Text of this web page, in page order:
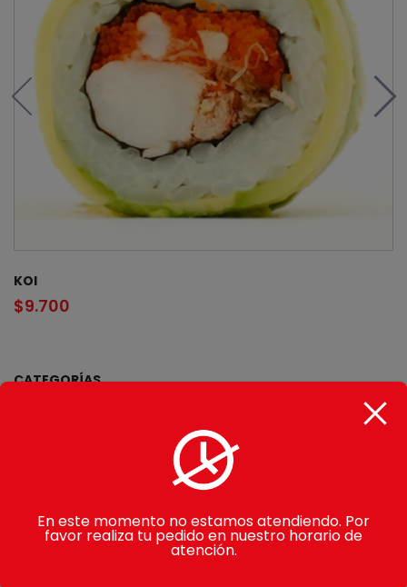
KOI
$9.700
CATEGORÍAS
Sake Rolls
En este momento no estamos atendiendo. Por
favor realiza tu pedido en nuestro horario de
atención.